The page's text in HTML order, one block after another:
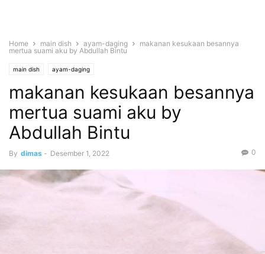
Home main dish ayam-daging
makanan kesukaan besannya
mertua suami aku by Abdullah Bintu
main dish ayam-daging
makanan kesukaan besannya
mertua suami aku by
Abdullah Bintu
By dimas - Desember 1, 2022 0